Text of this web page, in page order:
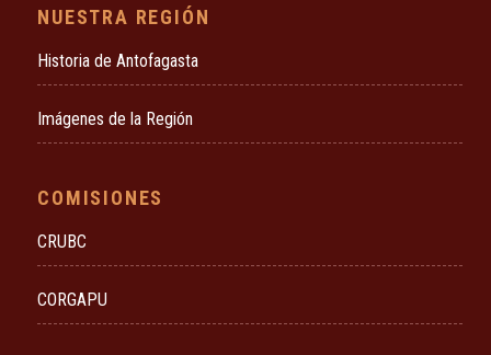
NUESTRA REGIÓN
Historia de Antofagasta
Imágenes de la Región
COMISIONES
CRUBC
CORGAPU